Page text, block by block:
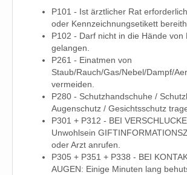
P101 - Ist ärztlicher Rat
oder Kennzeichnungsetikett
P102 - Darf nicht in die Hände von
gelangen.
P261 - Einatmen von
Staub/Rauch/Gas/Nebel/Dampf/
vermeiden.
P280 - Schutzhandschuhe /
Augenschutz / Gesichtsschutz
P301 + P312 - BEI
Unwohlsein
oder Arzt anrufen.
P305 + P351 + P338 - BEI
AUGEN: Einige Minuten lang